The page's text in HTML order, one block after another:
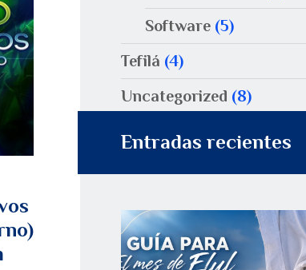
Software (5)
Tefilá (4)
Uncategorized (8)
Entradas recientes